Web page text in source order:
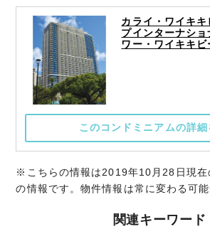
カライ・ワイキ
プインターナシ
ワー・ワイキキビ
このコンドミニアムの詳細
※こちらの情報は2019年10月28日現在
の情報です。物件情報は常に変わる可能
関連キーワード